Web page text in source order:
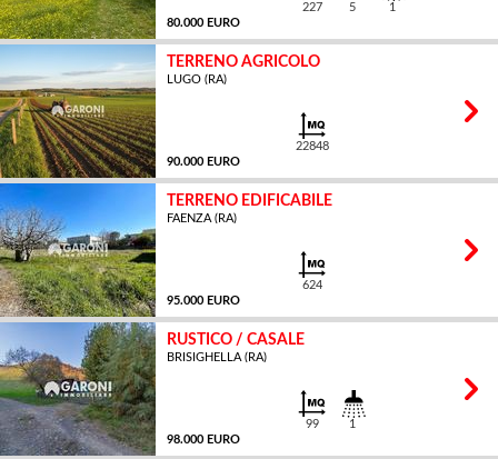
80.000 EURO
227 5 1
TERRENO AGRICOLO
LUGO (RA)
90.000 EURO
22848
TERRENO EDIFICABILE
FAENZA (RA)
95.000 EURO
624
RUSTICO / CASALE
BRISIGHELLA (RA)
98.000 EURO
99 1